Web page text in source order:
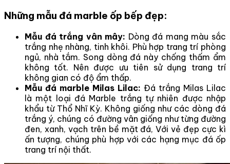
Những mẫu đá marble ốp bếp đẹp:
Mẫu đá trắng vân mây: Dòng đá mang màu sắc
trắng nhẹ nhàng, tinh khôi. Phù hợp trang trí phòng
ngủ, nhà tắm. Song dòng đá này chống thấm ẩm
không tốt. Nên được ưu tiên sử dụng trang trí
không gian có độ ẩm thấp.
Mẫu đá marble Milas Lilac: Đá trắng Milas Lilac
là một loại đá Marble trắng tự nhiên được nhập
khẩu từ Thổ Nhĩ Kỳ. Không giống như các dòng đá
trắng ý, chúng có đường vân giống như từng đường
đen, xanh, vạch trên bề mặt đá, Với vẻ đẹp cực kì
ấn tượng, chúng phù hợp với các hạng mục đá ốp
trang trí nội thất.